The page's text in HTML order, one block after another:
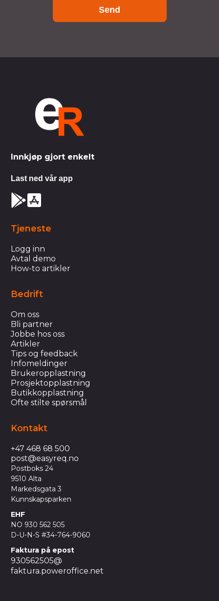
Send
Innkjøp gjort enkelt
Last ned vår app
Tjeneste
Logg inn
Avtal demo
How-to artikler
Bedrift
Om oss
Bli partner
Jobbe hos oss
Artikler
Tips og feedback
Infomeldinger
Brukeropplastning
Prosjektopplastning
Butikkopplastning
Ofte stilte spørsmål
Kontakt
+47 468 68 500
post@easyreq.no
Postboks 24
9510 Alta
Markedsgata 3
Kunnskapsparken
EHF
NO 930 562 505
D-U-N-S #34-764-9060
Faktura på epost
930562505@
faktura.poweroffice.net